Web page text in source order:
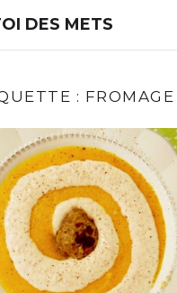
DES METS
: FROMAGE